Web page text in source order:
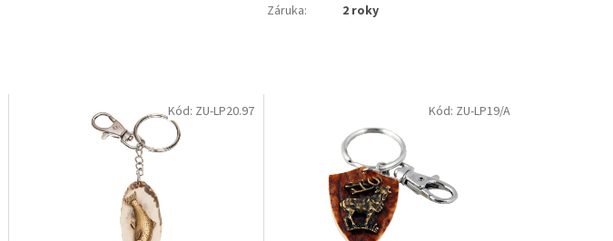
Záruka: 2 roky
Kód: ZU-LP20.97 Kód: ZU-LP19/A